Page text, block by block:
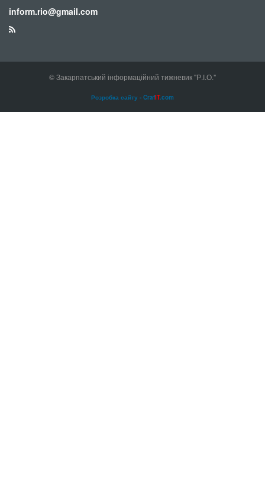
inform.rio@gmail.com
© Закарпатський інформаційний тижневик "Р.І.О."
Розробка сайту - CrafIT.com